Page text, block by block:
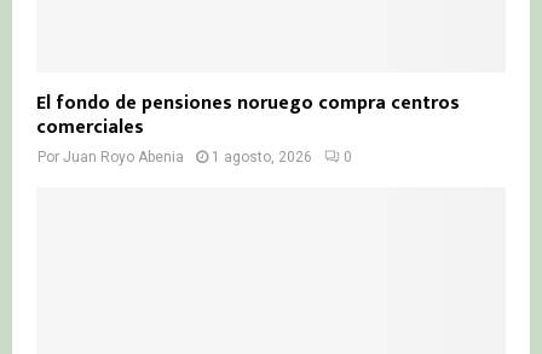
El fondo de pensiones noruego compra centros
comerciales
Por Juan Royo Abenia 1 agosto, 2026 0